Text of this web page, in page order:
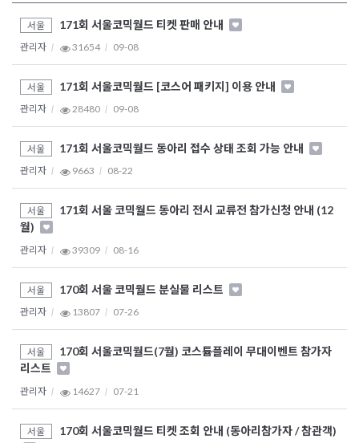
서울 171회 서울코믹월드 티켓 판매 안내
관리자 31654 09-08
서울 171회 서울코믹월드 [코스어 패키지] 이용 안내
관리자 28480 09-08
서울 171회 서울코믹월드 동아리 접수 상태 조회 가능 안내
관리자 9663 08-22
서울
171회 서울 코믹월드 동아리 전시 교류전 참가신청 안내 (12
월)
관리자 39309 08-16
서울 170회 서울 코믹월드 분실물 리스트
관리자 13807 07-26
서울
170회 서울코믹월드(7월) 코스튬플레이 무대이벤트 참가자
리스트
관리자 14627 07-21
서울 170회 서울코믹월드 티켓 조회 안내 (동아리참가자 / 참관객)